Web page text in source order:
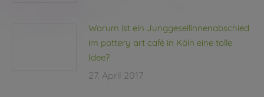
Warum ist ein Junggesellinnenabschied
im pottery art café in Köln eine tolle
Idee?
27. April 2017